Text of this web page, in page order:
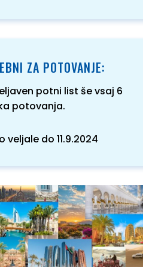
ZA POTOVANJE:
potni list še vsaj 6
potovanja.
veljale do 11.9.2024